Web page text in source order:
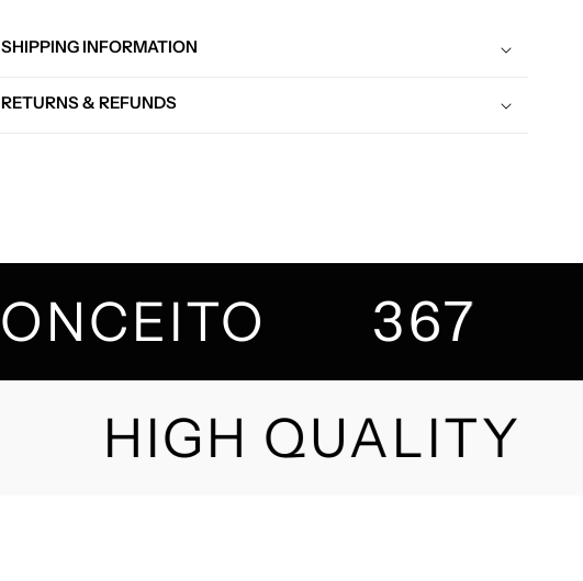
SHIPPING INFORMATION
RETURNS & REFUNDS
CONCEITO 367
HIGH QUALITY